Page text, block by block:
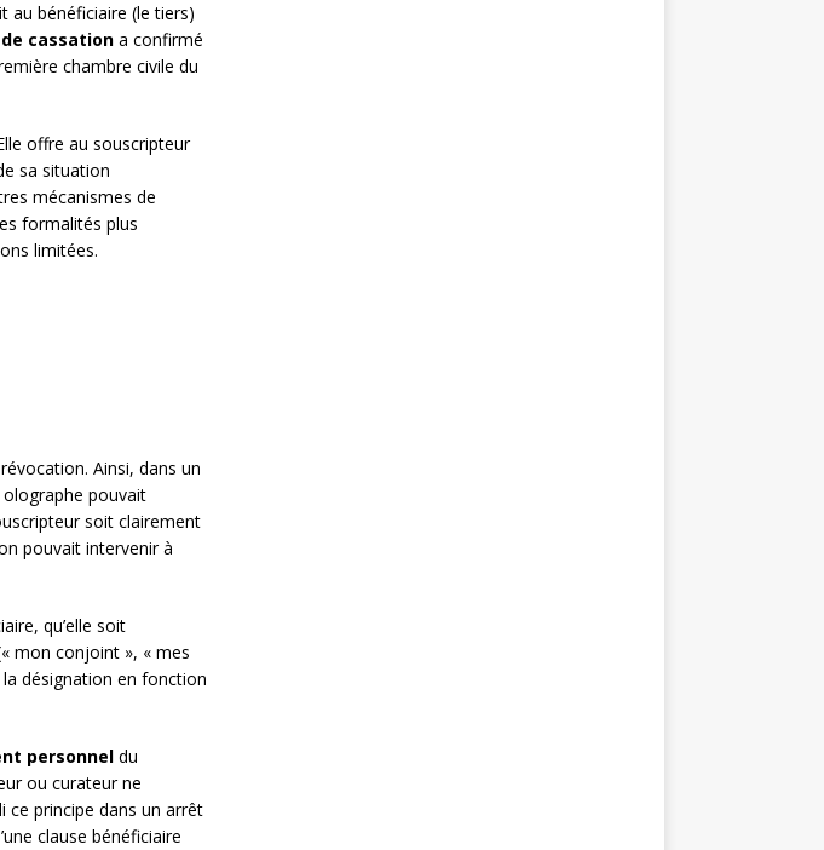
au bénéficiaire (le tiers)
de cassation a confirmé
chambre civile du
offre au souscripteur
sa situation
mécanismes de
formalités plus
limitées.
Ainsi, dans un
pouvait
soit clairement
pouvait intervenir à
qu’elle soit
mon conjoint », « mes
désignation en fonction
personnel du
ou curateur ne
ce principe dans un arrêt
clause bénéficiaire